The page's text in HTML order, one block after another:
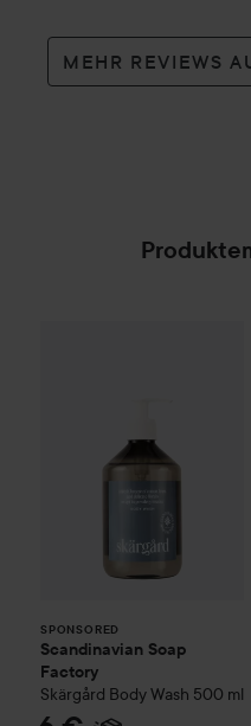
MEHR REVIEWS
SPONSORED
Scandinavian Soap
Factory
Skärgård Body Wash 500 ml